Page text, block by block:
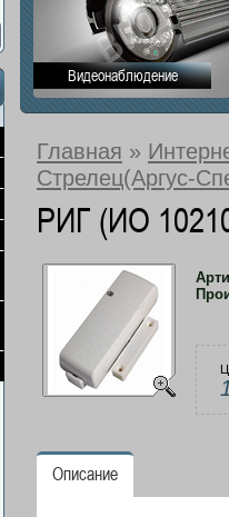
Видеонаблюдение
Главная »
Стрелец(Аргус-
РИГ (ИО
Описание